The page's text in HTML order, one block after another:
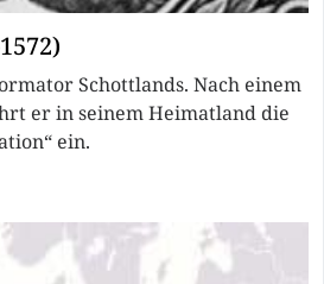
Schottlands. Nach einem
er in seinem Heimatland die
ein.